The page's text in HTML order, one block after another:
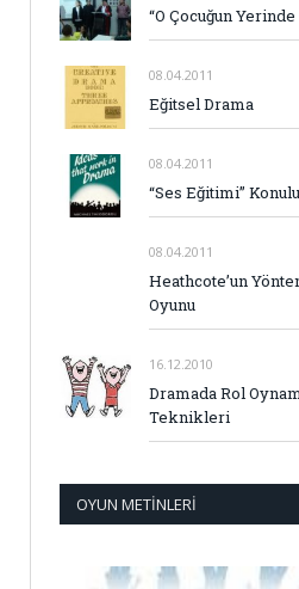
“O Çocuğun Yerinde
08.04.2011
Eğitsel Drama
08.04.2011
“Ses Eğitimi”
08.04.2011
Heathcote’un
Oyunu
16.12.2010
Dramada Rol
Teknikleri
OYUN METINLERI